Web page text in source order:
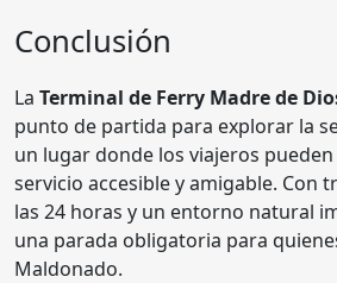
Conclusión
La Terminal de Ferry Madre de
punto de partida para explorar la
un lugar donde los viajeros
servicio accesible y amigable. Con
las 24 horas y un entorno natural
una parada obligatoria para
Maldonado.